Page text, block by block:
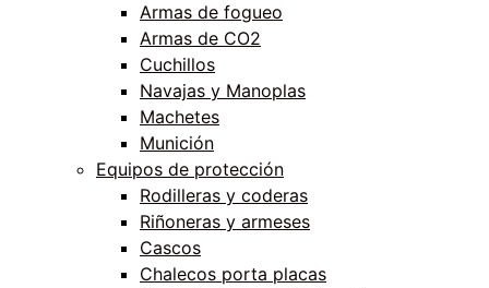
Armas de fogueo
Armas de CO2
Cuchillos
Navajas y Manoplas
Machetes
Munición
Equipos de protección
Rodilleras y coderas
Riñoneras y armeses
Cascos
Chalecos porta placas